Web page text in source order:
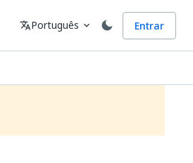
Idioma
translatePortuguês expand_more Entrar